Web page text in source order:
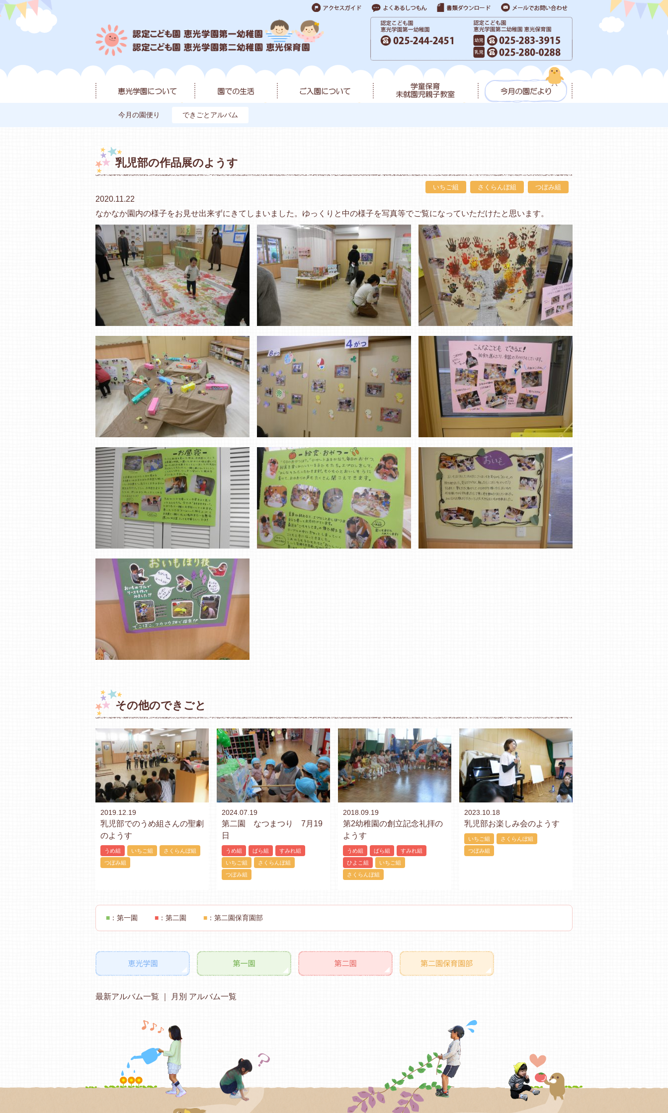
今月の園便り できごとアルバム
乳児部の作品展のようす
いちご組 さくらんぼ組 つぼみ組
2020.11.22
なかなか園内の様子をお見せ出来ずにきてしまいました。ゆっくりと中の様子を写真等でご覧になっていただけたと思います。
その他のできごと
2019.12.19
乳児部でのうめ組さんの聖劇
のようす
うめ組 いちご組
さくらんぼ組
つぼみ組
2024.07.19
第二園 なつまつり 7月19
日
うめ組 ばら組
すみれ組
いちご組
さくらんぼ組
つぼみ組
2018.09.19
第2幼稚園の創立記念礼拝の
ようす
うめ組 ばら組
すみれ組
ひよこ組
いちご組
さくらんぼ組
2023.10.18
乳児部お楽しみ会のようす
いちご組
さくらんぼ組
つぼみ組
■ ：第一園 ■ ：第二園 ■ ：第二園保育園部
最新アルバム一覧 月別 アルバム一覧